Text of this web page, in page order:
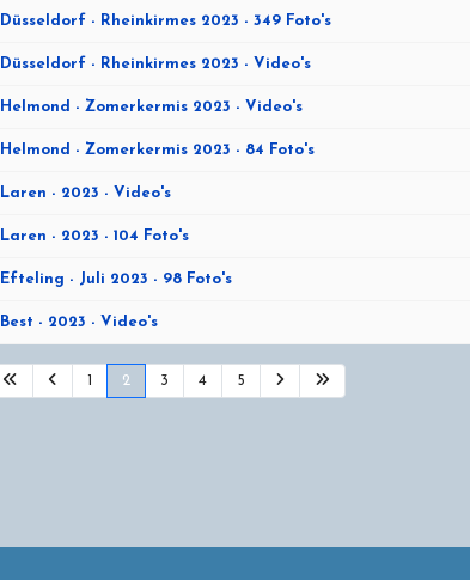
Düsseldorf - Rheinkirmes 2023 - 349 Foto's
Düsseldorf - Rheinkirmes 2023 - Video's
Helmond - Zomerkermis 2023 - Video's
Helmond - Zomerkermis 2023 - 84 Foto's
Laren - 2023 - Video's
Laren - 2023 - 104 Foto's
Efteling - Juli 2023 - 98 Foto's
Best - 2023 - Video's
1 2 3 4 5